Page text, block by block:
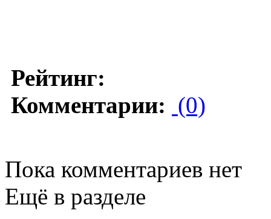
Рейтинг:
Комментарии: (0)
Пока комментариев нет
Ещё в разделе